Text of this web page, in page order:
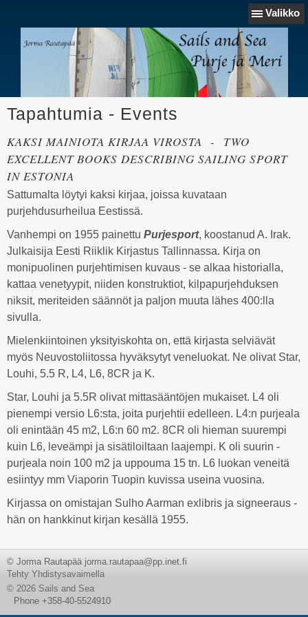
Valikko
Tapahtumia - Events
KAKSI MAINIOTA KIRJAA VIROSTA - TWO
EXCELLENT BOOKS DESCRIBING SAILING SPORT
IN ESTONIA
Sattumalta löytyi kaksi kirjaa, joissa kuvataan
purjehdusurheilua Eestissä.
Vanhempi on 1955 painettu Purjesport, koostanud A. Irak.
Julkaisija Eesti Riiklik Kirjastus Tallinnassa. Kirja on
monipuolinen purjehtimisen kuvaus - se alkaa historialla,
kattaa venetyypit, niiden konstruktiot, kilpapurjehduksen
niksit, meriteiden säännöt ja paljon muuta lähes 400:lla
sivulla.
Mielenkiintoinen yksityiskohta on, että kirjasta selviävät
myös Neuvostoliitossa hyväksytyt veneluokat. Ne olivat Star,
Louhi, 5.5 R, L4, L6, 8CR ja K.
Star, Louhi ja 5.5R olivat mittasääntöjen mukaiset. L4 oli
pienempi versio L6:sta, joita purjehtii edelleen. L4:n purjeala
oli enintään 45 m2, L6:n 60 m2. 8CR oli hieman suurempi
kuin L6, leveämpi ja sisätiloiltaan laajempi. K oli suurin -
purjeala noin 100 m2 ja uppouma 15 tn. L6 luokan veneitä
esiintyy mm Viaporin Tuopin kuvissa useina vuosina.
Kirjassa on omistajan Sulho Aarman exlibris ja signeeraus -
hän on hankkinut kirjan kesällä 1955.
© Jorma Rautapää jorma.rautapaa@pp.inet.fi
Tehty Yhdistysavaimella
© 2026 Sails and Sea
Phone +358-40-5524910